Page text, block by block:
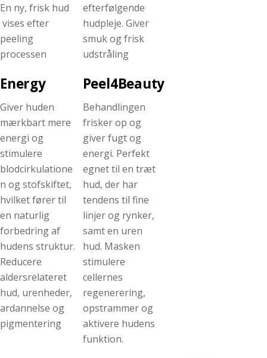
En ny, frisk hud
vises efter
peeling
processen
Energy
Giver huden
mærkbart mere
energi og
stimulere
blodcirkulatione
n og stofskiftet,
hvilket fører til
en naturlig
forbedring af
hudens struktur.
Reducere
aldersrelateret
hud, urenheder,
ardannelse og
pigmentering
efterfølgende
hudpleje. Giver
smuk og frisk
udstråling
Peel4Beauty
Behandlingen
frisker op og
giver fugt og
energi. Perfekt
egnet til en træt
hud, der har
tendens til fine
linjer og rynker,
samt en uren
hud. Masken
stimulere
cellernes
regenerering,
opstrammer og
aktivere hudens
funktion.